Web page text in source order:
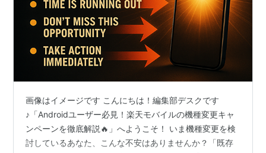
画像はイメージです こんにちは！編集部デスクです
♪「Androidユーザー必見！楽天モバイルの機種変更キャ
ンペーンを徹底解説🔥」へようこそ！ いま機種変更を検
討しているあなた、こんな不安はありませんか？「既存